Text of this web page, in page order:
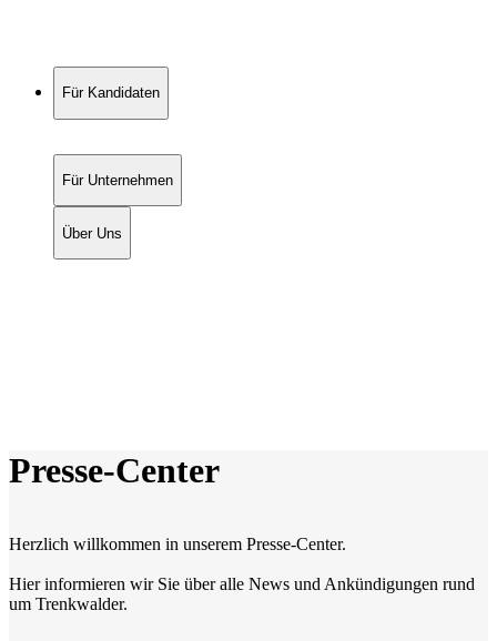
Für Kandidaten
Für Unternehmen
Über Uns
Presse-Center
Herzlich willkommen in unserem Presse-Center.
Hier informieren wir Sie über alle News und Ankündigungen rund
um Trenkwalder.